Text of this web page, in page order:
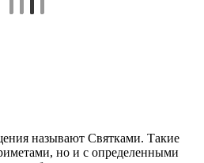
называют Святками. Такие
но и с определенными